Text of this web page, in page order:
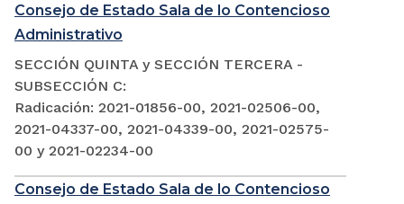
Consejo de Estado Sala de lo Contencioso
Administrativo
SECCIÓN QUINTA y SECCIÓN TERCERA -
SUBSECCIÓN C:
Radicación: 2021-01856-00, 2021-02506-00,
2021-04337-00, 2021-04339-00, 2021-02575-
00 y 2021-02234-00
Consejo de Estado Sala de lo Contencioso